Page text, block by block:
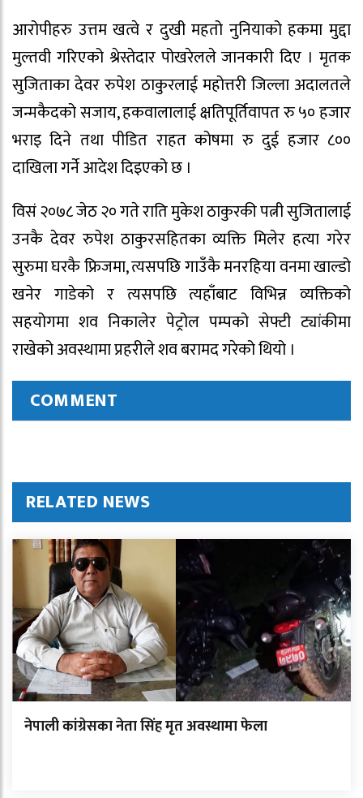
आरोपीहरु उत्तम खत्वे र दुखी महतो नुनियाको हकमा मुद्दा
मुल्तवी गरिएको श्रेस्तेदार पोखरेलले जानकारी दिए । मृतक
सुजिताका देवर रुपेश ठाकुरलाई महोत्तरी जिल्ला अदालतले
जन्मकैदको सजाय, हकवालालाई क्षतिपूर्तिवापत रु ५० हजार
भराइ दिने तथा पीडित राहत कोषमा रु दुई हजार ८००
दाखिला गर्ने आदेश दिइएको छ ।
विसं २०७८ जेठ २० गते राति मुकेश ठाकुरकी पत्नी सुजितालाई
उनकै देवर रुपेश ठाकुरसहितका व्यक्ति मिलेर हत्या गरेर
सुरुमा घरकै फ्रिजमा, त्यसपछि गाउँकै मनरहिया वनमा खाल्डो
खनेर गाडेको र त्यसपछि त्यहाँबाट विभिन्न व्यक्तिको
सहयोगमा शव निकालेर पेट्रोल पम्पको सेफ्टी ट्यांकीमा
राखेको अवस्थामा प्रहरीले शव बरामद गरेको थियो ।
COMMENT
RELATED NEWS
नेपाली कांग्रेसका नेता सिंह मृत अवस्थामा फेला